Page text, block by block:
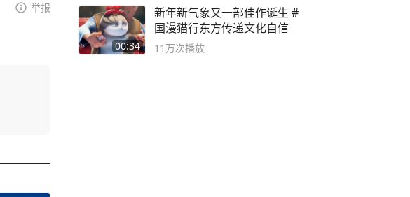
举报
00:34
新年新气象又一部佳作诞生 #
国漫猫行东方传递文化自信
11万次播放